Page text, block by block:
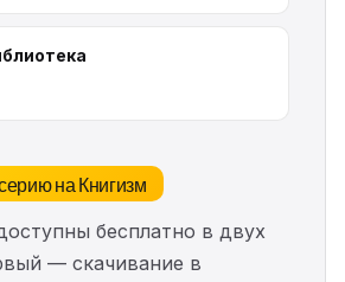
на Книгизм
бесплатно в двух
— скачивание в